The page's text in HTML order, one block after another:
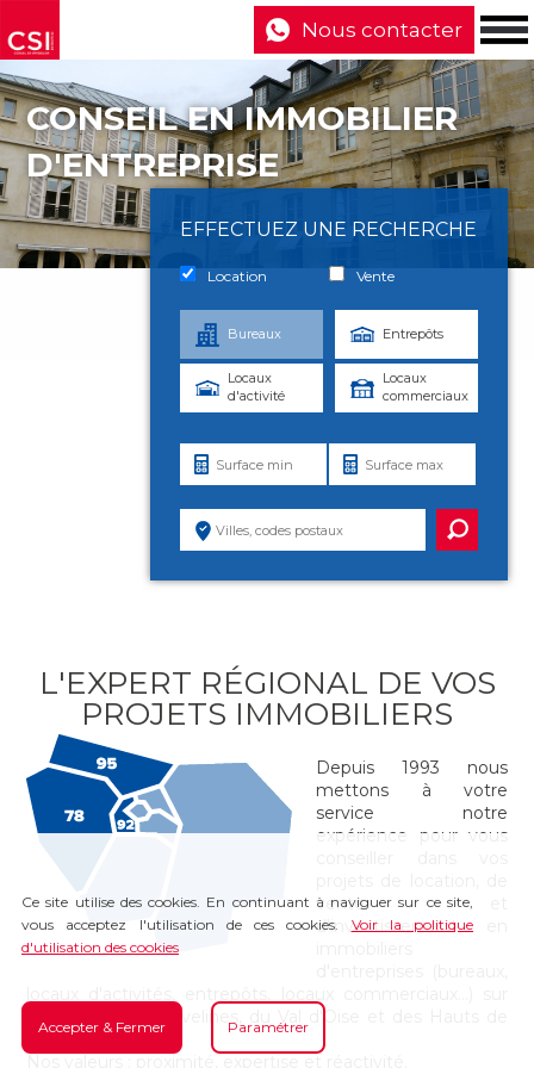
Nous contacter
CONSEIL EN IMMOBILIER
D'ENTREPRISE
EFFECTUEZ UNE RECHERCHE
Location Vente
Bureaux Entrepôts
Locaux
d'activité
Locaux
commerciaux
L'EXPERT RÉGIONAL DE VOS
PROJETS IMMOBILIERS
Depuis 1993 nous
mettons à votre
service notre
expérience pour vous
vente et
d'investissement en
les secteurs des Yvelines, du Val d'Oise et des Hauts de
Seine.
Ce site utilise des cookies. En continuant à naviguer sur ce site,
vous acceptez l'utilisation de ces cookies. Voir la politique
d'utilisation des cookies
Accepter & Fermer Paramétrer